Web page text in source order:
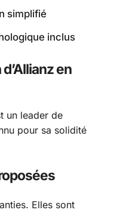
simplifié
inclus
en
un leader de
pour sa solidité
Elles sont